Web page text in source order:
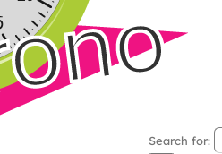
Search for: